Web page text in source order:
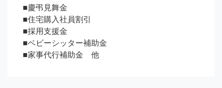
■慶弔見舞金
■住宅購入社員割引
■採用支援金
■ベビーシッター補助金
■家事代行補助金　他